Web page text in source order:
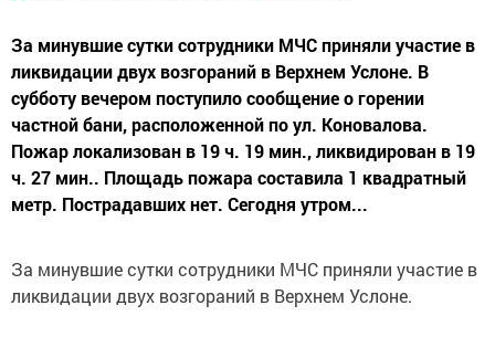
За минувшие сутки сотрудники МЧС приняли участие в
ликвидации двух возгораний в Верхнем Услоне. В
субботу вечером поступило сообщение о горении
частной бани, расположенной по ул. Коновалова.
Пожар локализован в 19 ч. 19 мин., ликвидирован в 19
ч. 27 мин.. Площадь пожара составила 1 квадратный
метр. Пострадавших нет. Сегодня утром...
За минувшие сутки сотрудники МЧС приняли участие в
ликвидации двух возгораний в Верхнем Услоне.